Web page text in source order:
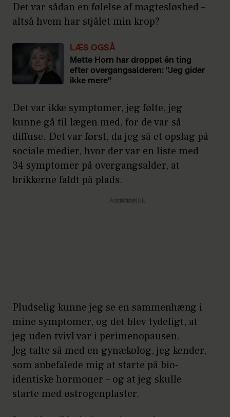
Det var sådan en følelse af magtesløshed –
altså hvem har stjålet min krop?
LÆS OGSÅ
Mette Horn har droppet én ting
efter overgangsalderen: ”Jeg gider
ikke mere”
Det var ikke symptomer, jeg følte, jeg
kunne gå til lægen med, for de var så
diffuse. Det var først, da jeg så et opslag på
sociale medier, hvor der var en liste med
34 symptomer på overgangsalder, at
brikkerne faldt på plads.
Annonce
Pludselig kunne jeg se en sammenhæng i
mine symptomer, og det blev tydeligt, at
jeg uden tvivl var i perimenopausen.
Jeg talte så med en gynækolog, jeg kender,
som anbefalede mig at starte på bio-
identiske hormoner – og at jeg skulle
starte med østrogenplaster.